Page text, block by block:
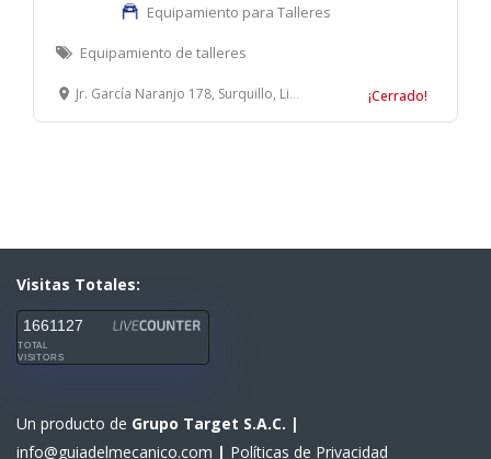
Equipamiento para Talleres
Equipamiento de talleres
Jr. García Naranjo 178, Surquillo, Lima, Perú ¡Cerrado!
Visitas Totales:
1661127
TOTAL
VISITORS
Un producto de Grupo Target S.A.C. |
info@guiadelmecanico.com | Políticas de Privacidad